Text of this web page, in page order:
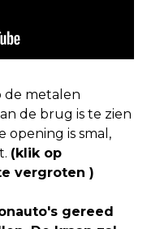
de metalen
de brug is te zien
is smal,
(klik op
vergroten )
gereed